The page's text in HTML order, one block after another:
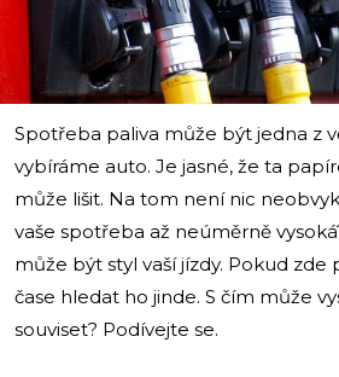
Spotřeba paliva může být jedna z
vybíráme auto. Je jasné, že ta
může lišit. Na tom není nic
vaše spotřeba až neúměrně
může být styl vaší jízdy. Pokud zde
čase hledat ho jinde. S čím může
souviset? Podívejte se.